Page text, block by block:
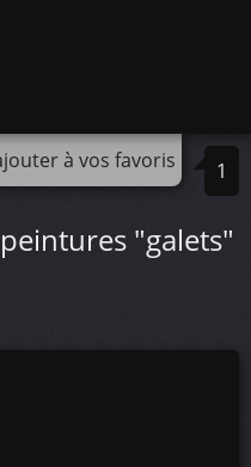
à vos favoris 1
"galets"